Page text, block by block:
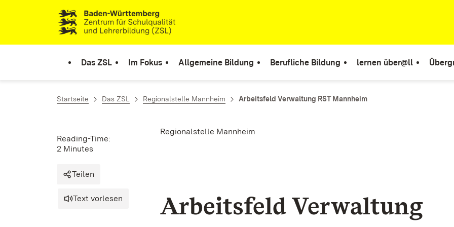
Skip to content
Link to homepage
Das ZSL Im Fokus Allgemeine Bildung Berufliche Bildung lernen über@ll
Startseite Das ZSL Regionalstelle Mannheim Arbeitsfeld Verwaltung RST Mannheim
Regionalstelle Mannheim
Reading-Time:
2 Minutes
Teilen
Text vorlesen Arbeitsfeld Verwaltung